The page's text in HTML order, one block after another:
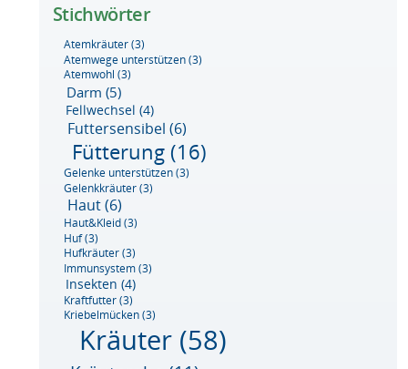
Stichwörter
Atemkräuter(3)
Atemwege unterstützen(3)
Atemwohl (3)
Darm (5)
Fellwechsel (4)
Futtersensibel (6)
Fütterung (16)
Gelenke unterstützen(3)
Gelenkkräuter(3)
Haut(6)
Haut&Kleid(3)
Huf(3)
Hufkräuter(3)
Immunsystem(3)
Insekten (4)
Kraftfutter(3)
Kriebelmücken(3)
Kräuter (58)